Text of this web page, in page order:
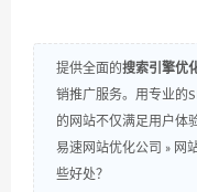
提供全面的搜索引擎优
销推广服务。用专业的
的网站不仅满足用户体
易速网站优化公司 » 网
些好处？